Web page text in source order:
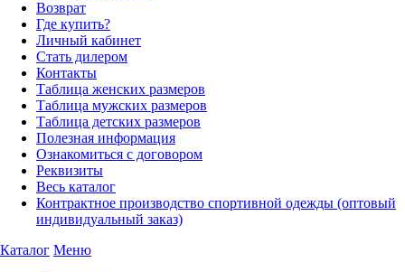
Возврат
Где купить?
Личный кабинет
Стать дилером
Контакты
Таблица женских размеров
Таблица мужских размеров
Таблица детских размеров
Полезная информация
Ознакомиться с договором
Реквизиты
Весь каталог
Контрактное производство спортивной одежды (оптовый
индивидуальный заказ)
Каталог Меню